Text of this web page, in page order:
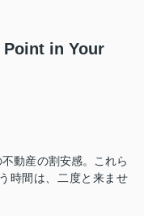
Point in Your
動産の割安感。これら
時間は、二度と来ませ